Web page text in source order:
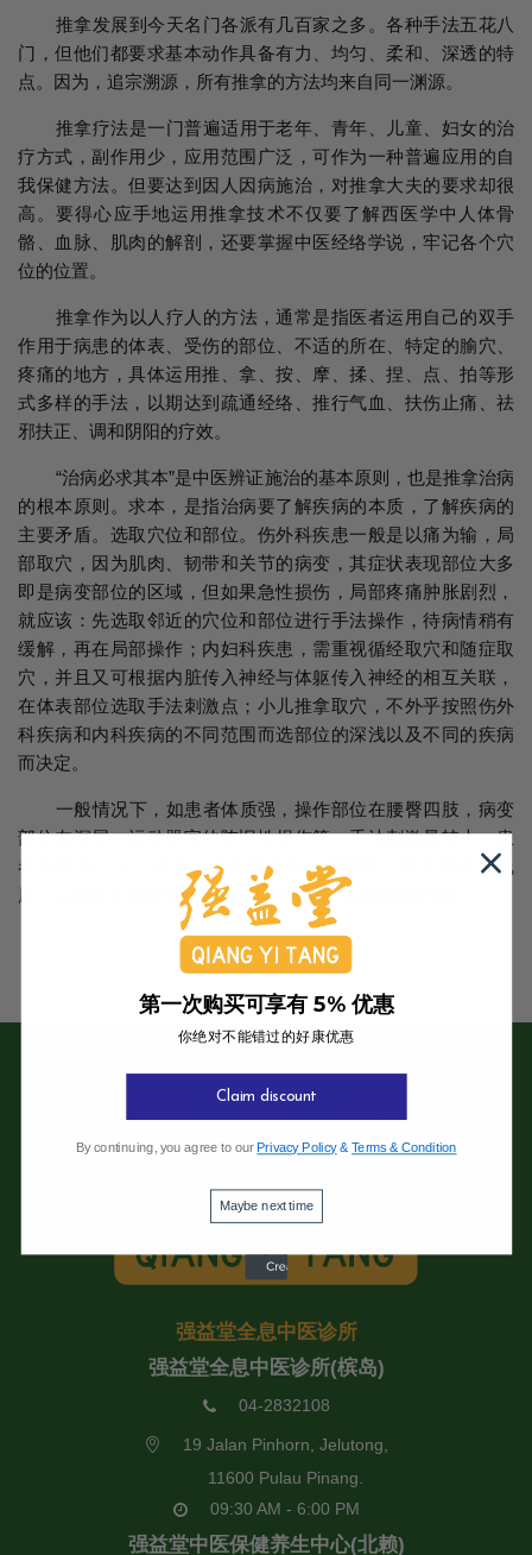
推拿发展到今天名门各派有几百家之多。各种手法五花八
门，但他们都要求基本动作具备有力、均匀、柔和、深透的特
点。因为，追宗溯源，所有推拿的方法均来自同一渊源。
推拿疗法是一门普遍适用于老年、青年、儿童、妇女的治
疗方式，副作用少，应用范围广泛，可作为一种普遍应用的自
我保健方法。但要达到因人因病施治，对推拿大夫的要求却很
高。要得心应手地运用推拿技术不仅要了解西医学中人体骨
骼、血脉、肌肉的解剖，还要掌握中医经络学说，牢记各个穴
位的位置。
推拿作为以人疗人的方法，通常是指医者运用自己的双手
作用于病患的体表、受伤的部位、不适的所在、特定的腧穴、
疼痛的地方，具体运用推、拿、按、摩、揉、捏、点、拍等形
式多样的手法，以期达到疏通经络、推行气血、扶伤止痛、祛
邪扶正、调和阴阳的疗效。
“治病必求其本”是中医辨证施治的基本原则，也是推拿治病
的根本原则。求本，是指治病要了解疾病的本质，了解疾病的
主要矛盾。选取穴位和部位。伤外科疾患一般是以痛为输，局
部取穴，因为肌肉、韧带和关节的病变，其症状表现部位大多
即是病变部位的区域，但如果急性损伤，局部疼痛肿胀剧烈，
就应该：先选取邻近的穴位和部位进行手法操作，待病情稍有
缓解，再在局部操作；内妇科疾患，需重视循经取穴和随症取
穴，并且又可根据内脏传入神经与体躯传入神经的相互关联，
在体表部位选取手法刺激点；小儿推拿取穴，不外乎按照伤外
科疾病和内科疾病的不同范围而选部位的深浅以及不同的疾病
而决定。
一般情况下，如患者体质强，操作部位在腰臀四肢，病变
部位在深层，运动器官的陈旧性损伤等，手法刺激量较大；患
者体质弱，小儿患者，操作部位在头面胸腹，病变部位在浅
层，运动器官的急性损伤及内妇科疾患，手法刺激量较小。
强益堂全息中医诊所
强益堂全息中医诊所(槟岛)
04-2832108
19 Jalan Pinhorn, Jelutong,
11600 Pulau Pinang.
09:30 AM - 6:00 PM
强益堂中医保健养生中心(北赖)
第一次购买可享有 5% 优惠
你绝对不能错过的好康优惠
Claim discount
By continuing, you agree to our Privacy Policy&Terms & Condition
Maybe next time